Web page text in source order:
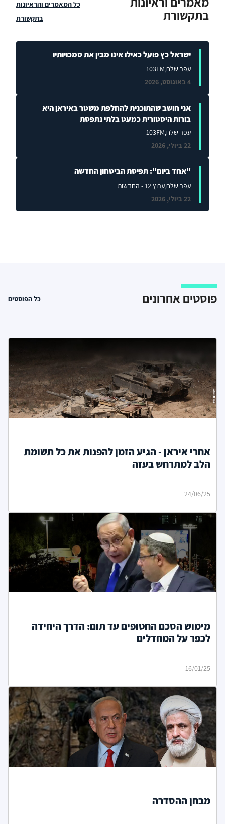
בתקשורת
כל המאמרים והראיונות
בתקשורת
ישראל כץ פועל כאילו אינו מבין את סמכויותיו
עפר שלח,103FM
4 באוגוסט, 2026
אני חושב שהתוכנית להחלפת משטר באיראן היא
בורות היסטורית כמעט בלתי נתפסת
עפר שלח,103FM
22 ביולי, 2026
"אחד ביום": תפיסת הביטחון החדשה
עפר שלח,ערוץ 12 - החדשות
22 ביולי, 2026
פוסטים אחרונים כל הפוסטים
אחרי איראן - הגיע הזמן להפנות את כל תשומת
הלב למתרחש בעזה
24/06/25
מימוש הסכם החטופים עד תום: הדרך היחידה
לכפר על המחדלים
16/01/25
מבחן ההסדרה